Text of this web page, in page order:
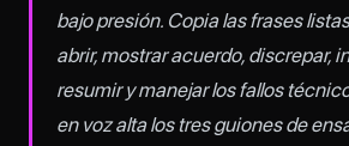
bajo presión. Copia las frases
abrir, mostrar acuerdo, discrepar,
resumir y manejar los fallos
en voz alta los tres guiones de